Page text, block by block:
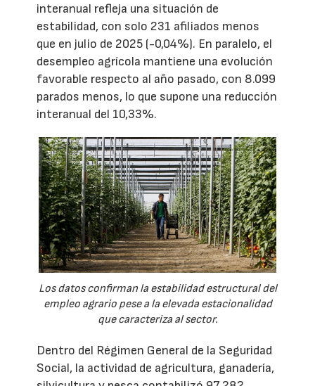
interanual refleja una situación de
estabilidad, con solo 231 afiliados menos
que en julio de 2025 (-0,04%). En paralelo, el
desempleo agrícola mantiene una evolución
favorable respecto al año pasado, con 8.099
parados menos, lo que supone una reducción
interanual del 10,33%.
Los datos confirman la estabilidad estructural del
empleo agrario pese a la elevada estacionalidad
que caracteriza al sector.
Dentro del Régimen General de la Seguridad
Social, la actividad de agricultura, ganadería,